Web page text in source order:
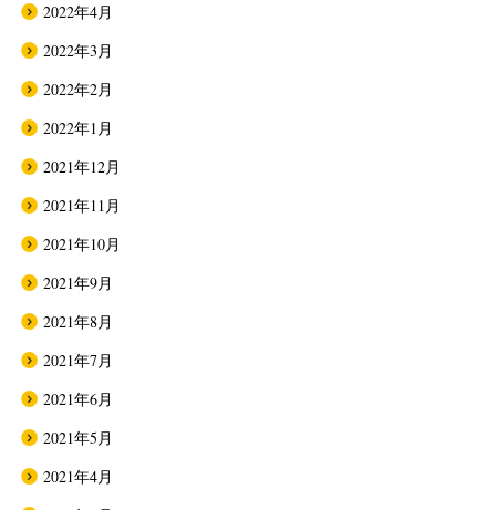
2022年4月
2022年3月
2022年2月
2022年1月
2021年12月
2021年11月
2021年10月
2021年9月
2021年8月
2021年7月
2021年6月
2021年5月
2021年4月